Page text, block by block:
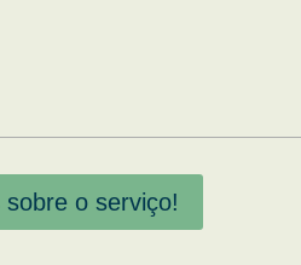
sobre o serviço!